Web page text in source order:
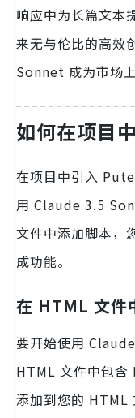
响应中为长篇文本
来无与伦比的高效
Sonnet 成为市场
如何在项目
在项目中引入
用 Claude 3.5
文件中添加脚本，
成功能。
在 HTML 文件
要开始使用
HTML 文件中包
添加到您的 HTML